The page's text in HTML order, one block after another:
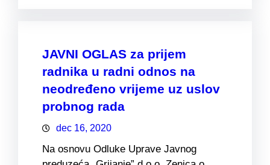
JAVNI OGLAS za prijem
radnika u radni odnos na
neodređeno vrijeme uz uslov
probnog rada
dec 16, 2020
Na osnovu Odluke Uprave Javnog